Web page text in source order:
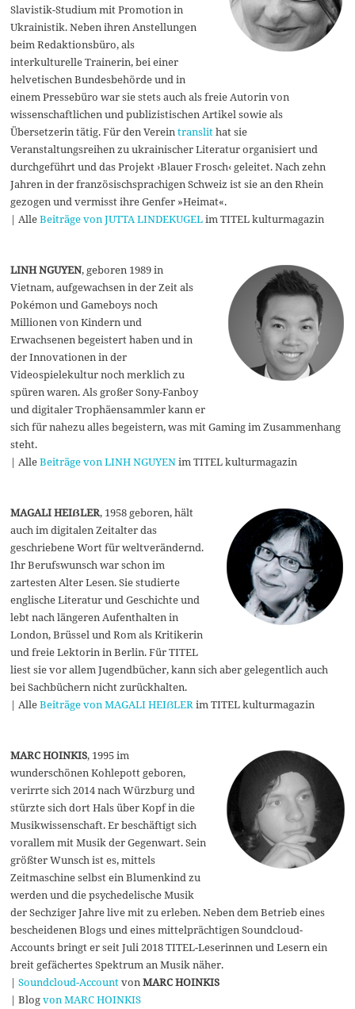
Slavistik-Studium mit Promotion in
Ukrainistik. Neben ihren Anstellungen
beim Redaktionsbüro, als
interkulturelle Trainerin, bei einer
helvetischen Bundesbehörde und in
einem Pressebüro war sie stets auch als freie Autorin von
wissenschaftlichen und publizistischen Artikel sowie als
Übersetzerin tätig. Für den Vereintranslithat sie
Veranstaltungsreihen zu ukrainischer Literatur organisiert und
durchgeführt und das Projekt ›Blauer Frosch‹ geleitet. Nach zehn
Jahren in der französischsprachigen Schweiz ist sie an den Rhein
gezogen und vermisst ihre Genfer »Heimat«.
| AlleBeiträge von JUTTA LINDEKUGELim TITEL kulturmagazin
LINH NGUYEN, geboren 1989 in
Vietnam, aufgewachsen in der Zeit als
Pokémon und Gameboys noch
Millionen von Kindern und
Erwachsenen begeistert haben und in
der Innovationen in der
Videospielekultur noch merklich zu
spüren waren. Als großer Sony-Fanboy
und digitaler Trophäensammler kann er
sich für nahezu alles begeistern, was mit Gaming im Zusammenhang
steht.
| AlleBeiträge von LINH NGUYENim TITEL kulturmagazin
MAGALI HEIẞLER, 1958 geboren, hält
auch im digitalen Zeitalter das
geschriebene Wort für weltverändernd.
Ihr Berufswunsch war schon im
zartesten Alter Lesen. Sie studierte
englische Literatur und Geschichte und
lebt nach längeren Aufenthalten in
London, Brüssel und Rom als Kritikerin
und freie Lektorin in Berlin. Für TITEL
liest sie vor allem Jugendbücher, kann sich aber gelegentlich auch
bei Sachbüchern nicht zurückhalten.
| AlleBeiträge von MAGALI HEIẞLERim TITEL kulturmagazin
MARC HOINKIS, 1995 im
wunderschönen Kohlepott geboren,
verirrte sich 2014 nach Würzburg und
stürzte sich dort Hals über Kopf in die
Musikwissenschaft. Er beschäftigt sich
vorallem mit Musik der Gegenwart. Sein
größter Wunsch ist es, mittels
Zeitmaschine selbst ein Blumenkind zu
werden und die psychedelische Musik
der Sechziger Jahre live mit zu erleben. Neben dem Betrieb eines
bescheidenen Blogs und eines mittelprächtigen Soundcloud-
Accounts bringt er seit Juli 2018 TITEL-Leserinnen und Lesern ein
breit gefächertes Spektrum an Musik näher.
|Soundcloud-AccountvonMARC HOINKIS
| Blogvon MARC HOINKIS